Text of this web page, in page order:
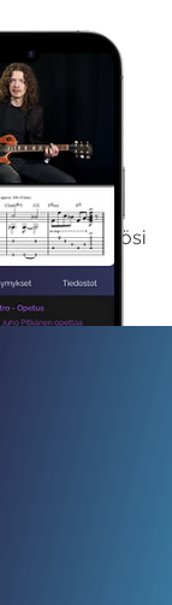
käyttöösi